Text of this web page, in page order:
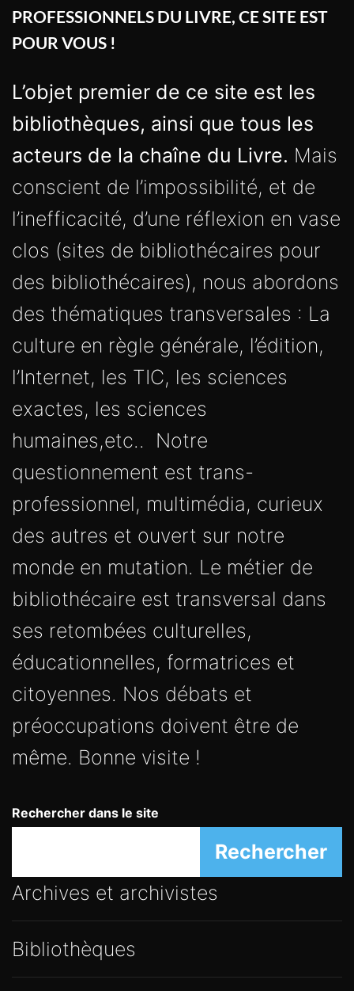
PROFESSIONNELS DU LIVRE, CE SITE EST
POUR VOUS !
L’objet premier de ce site est les
bibliothèques, ainsi que tous les
acteurs de la chaîne du Livre. Mais
conscient de l’impossibilité, et de
l’inefficacité, d’une réflexion en vase
clos (sites de bibliothécaires pour
des bibliothécaires), nous abordons
des thématiques transversales : La
culture en règle générale, l’édition,
l’Internet, les TIC, les sciences
exactes, les sciences
humaines,etc.. Notre
questionnement est trans-
professionnel, multimédia, curieux
des autres et ouvert sur notre
monde en mutation. Le métier de
bibliothécaire est transversal dans
ses retombées culturelles,
éducationnelles, formatrices et
citoyennes. Nos débats et
préoccupations doivent être de
même. Bonne visite !
Rechercher dans le site
Rechercher
Archives et archivistes
Bibliothèques